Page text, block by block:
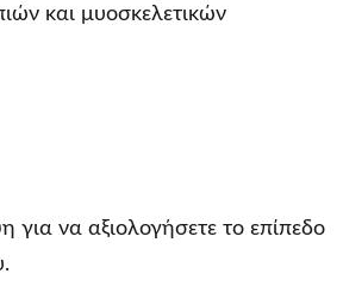
και μυοσκελετικών
για να αξιολογήσετε το επίπεδο